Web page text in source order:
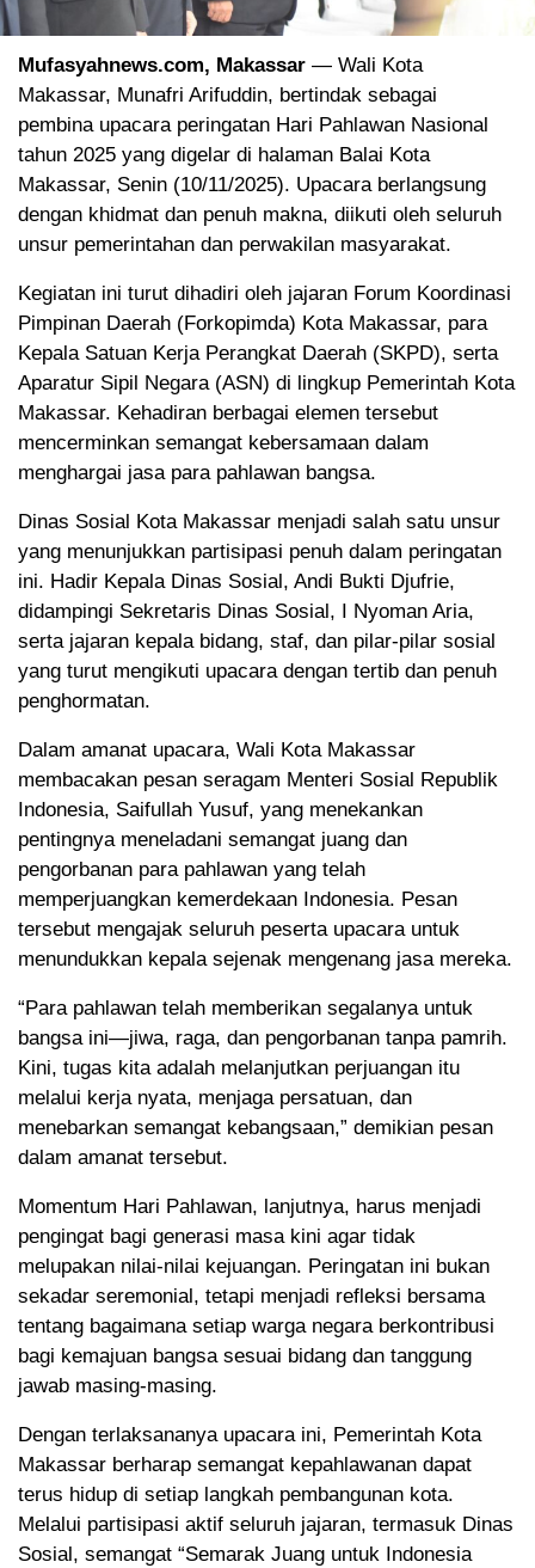
Mufasyahnews.com, Makassar — Wali Kota
Makassar, Munafri Arifuddin, bertindak sebagai
pembina upacara peringatan Hari Pahlawan Nasional
tahun 2025 yang digelar di halaman Balai Kota
Makassar, Senin (10/11/2025). Upacara berlangsung
dengan khidmat dan penuh makna, diikuti oleh seluruh
unsur pemerintahan dan perwakilan masyarakat.
Kegiatan ini turut dihadiri oleh jajaran Forum Koordinasi
Pimpinan Daerah (Forkopimda) Kota Makassar, para
Kepala Satuan Kerja Perangkat Daerah (SKPD), serta
Aparatur Sipil Negara (ASN) di lingkup Pemerintah Kota
Makassar. Kehadiran berbagai elemen tersebut
mencerminkan semangat kebersamaan dalam
menghargai jasa para pahlawan bangsa.
Dinas Sosial Kota Makassar menjadi salah satu unsur
yang menunjukkan partisipasi penuh dalam peringatan
ini. Hadir Kepala Dinas Sosial, Andi Bukti Djufrie,
didampingi Sekretaris Dinas Sosial, I Nyoman Aria,
serta jajaran kepala bidang, staf, dan pilar-pilar sosial
yang turut mengikuti upacara dengan tertib dan penuh
penghormatan.
Dalam amanat upacara, Wali Kota Makassar
membacakan pesan seragam Menteri Sosial Republik
Indonesia, Saifullah Yusuf, yang menekankan
pentingnya meneladani semangat juang dan
pengorbanan para pahlawan yang telah
memperjuangkan kemerdekaan Indonesia. Pesan
tersebut mengajak seluruh peserta upacara untuk
menundukkan kepala sejenak mengenang jasa mereka.
“Para pahlawan telah memberikan segalanya untuk
bangsa ini—jiwa, raga, dan pengorbanan tanpa pamrih.
Kini, tugas kita adalah melanjutkan perjuangan itu
melalui kerja nyata, menjaga persatuan, dan
menebarkan semangat kebangsaan,” demikian pesan
dalam amanat tersebut.
Momentum Hari Pahlawan, lanjutnya, harus menjadi
pengingat bagi generasi masa kini agar tidak
melupakan nilai-nilai kejuangan. Peringatan ini bukan
sekadar seremonial, tetapi menjadi refleksi bersama
tentang bagaimana setiap warga negara berkontribusi
bagi kemajuan bangsa sesuai bidang dan tanggung
jawab masing-masing.
Dengan terlaksananya upacara ini, Pemerintah Kota
Makassar berharap semangat kepahlawanan dapat
terus hidup di setiap langkah pembangunan kota.
Melalui partisipasi aktif seluruh jajaran, termasuk Dinas
Sosial, semangat “Semarak Juang untuk Indonesia